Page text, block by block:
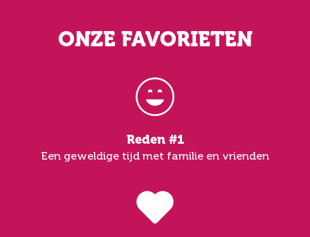
ONZE FAVORIETEN
Reden #1
Een geweldige tijd met familie en vrienden